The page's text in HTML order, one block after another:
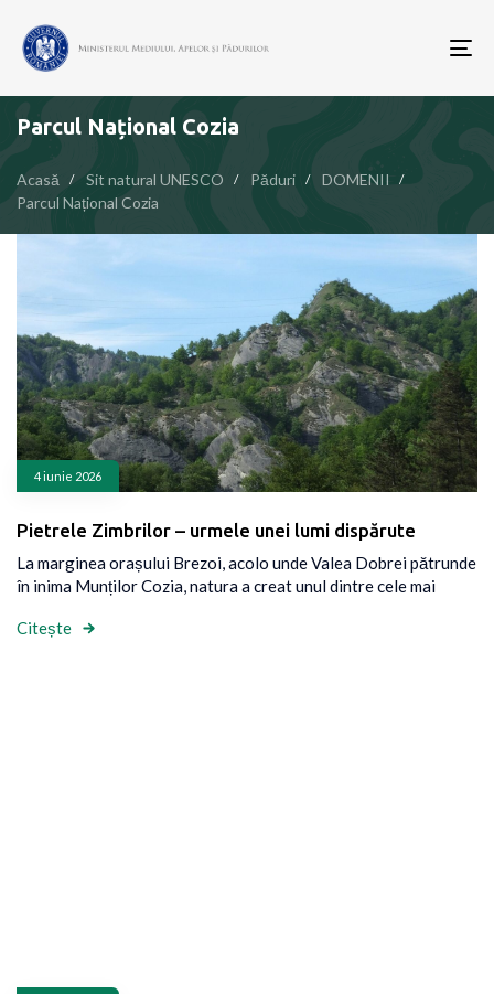
Parcul Național Cozia
Acasă Sit natural UNESCO Păduri
DOMENII
Parcul Național Cozia
4 iunie 2026
Pietrele Zimbrilor – urmele unei lumi dispărute
La marginea orașului Brezoi, acolo unde Valea Dobrei pătrunde
în inima Munților Cozia, natura a creat unul dintre cele mai
Citește